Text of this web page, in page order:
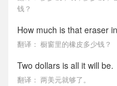
钱？
How much is that eraser
翻译： 橱窗里的橡皮多少钱？
Two dollars is all it will be.
翻译： 两美元就够了。